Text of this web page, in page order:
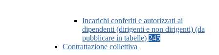
Incarichi conferiti e autorizzati ai
dipendenti (dirigenti e non dirigenti) (da
pubblicare in tabelle) 245
Contrattazione collettiva